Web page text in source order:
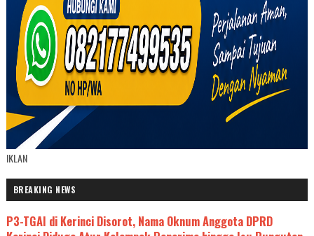
IKLAN
BREAKING NEWS
P3-TGAI di Kerinci Disorot, Nama Oknum Anggota DPRD